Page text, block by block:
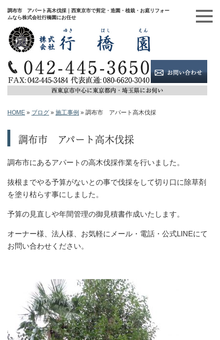
調布市 アパート高木伐採｜西東京市で剪定・造園・植栽・お庭リフォー
ムなら株式会社行橋園にお任せ
HOME » ブログ » 施工事例 » 調布市 アパート高木伐採
調布市 アパート高木伐採
調布市にあるアパートの高木伐採作業を行いました。
抜根までやる予算がないとの事で伐採をして切り口に除草剤
を塗り枯らす事にしました。
予算の見直しや年間管理の御見積書作成いたします。
オーナー様、法人様、お気軽にメール・電話・公式LINEにて
お問い合わせください。